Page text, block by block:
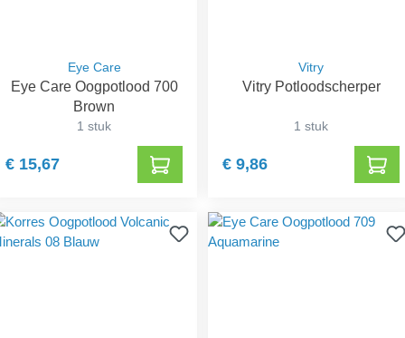
Eye Care
Eye Care Oogpotlood 700
Brown
1 stuk
€ 15,67
Vitry
Vitry Potloodscherper
1 stuk
€ 9,86